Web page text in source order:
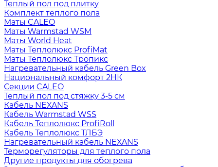
Теплый пол под плитку
Комплект теплого пола
Маты CALEO
Маты Warmstad WSM
Маты World Heat
Маты Теплолюкс ProfiMat
Маты Теплолюкс Тропикс
Нагревательный кабель Green Box
Национальный комфорт 2НК
Секции CALEO
Теплый пол под стяжку 3-5 см
Кабель NEXANS
Кабель Warmstad WSS
Кабель Теплолюкс ProfiRoll
Кабель Теплолюкс ТЛБЭ
Нагревательный кабель NEXANS
Терморегуляторы для теплого пола
Другие продукты для обогрева